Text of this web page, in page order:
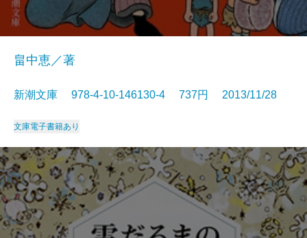
畠中恵／著
新潮文庫 978-4-10-146130-4 737円 2013/11/28
文庫電子書籍あり